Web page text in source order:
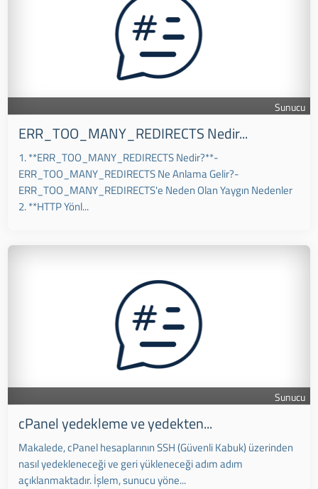
Sunucu
ERR_TOO_MANY_REDIRECTS Nedir...
1. **ERR_TOO_MANY_REDIRECTS Nedir?**-
ERR_TOO_MANY_REDIRECTS Ne Anlama Gelir?-
ERR_TOO_MANY_REDIRECTS'e Neden Olan Yaygın Nedenler
2. **HTTP Yönl...
Sunucu
cPanel yedekleme ve yedekten...
Makalede, cPanel hesaplarının SSH (Güvenli Kabuk) üzerinden
nasıl yedekleneceği ve geri yükleneceği adım adım
açıklanmaktadır. İşlem, sunucu yöne...